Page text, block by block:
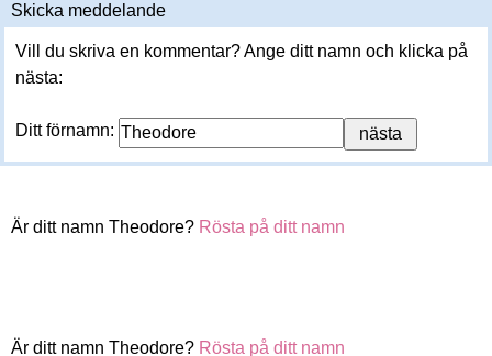
Skicka meddelande
Vill du skriva en kommentar? Ange ditt namn och klicka på
nästa:
Ditt förnamn:
Är ditt namn Theodore? Rösta på ditt namn
Är ditt namn Theodore? Rösta på ditt namn